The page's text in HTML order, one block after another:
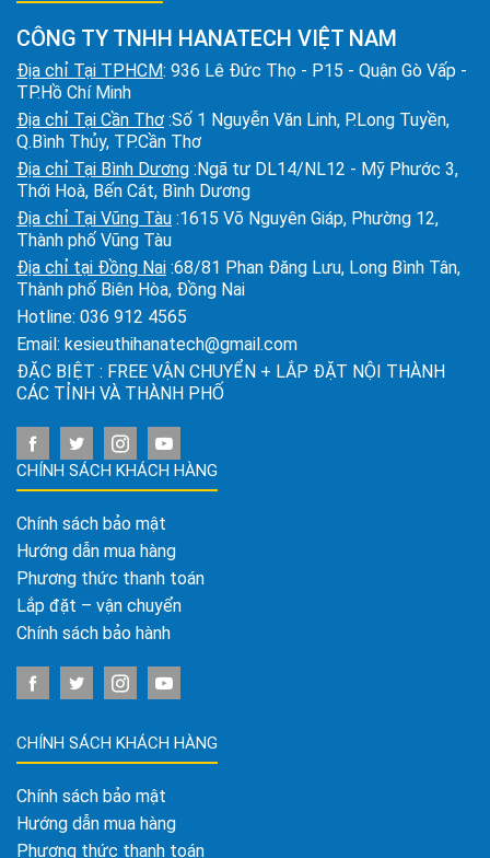
CÔNG TY TNHH HANATECH VIỆT NAM
Địa chỉ Tại TPHCM: 936 Lê Đức Thọ - P15 - Quận Gò Vấp -
TP.Hồ Chí Minh
Địa chỉ Tại Cần Thơ :Số 1 Nguyễn Văn Linh, P.Long Tuyền,
Q.Bình Thủy, TP.Cần Thơ
Địa chỉ Tại Bình Dương :Ngã tư DL14/NL12 - Mỹ Phước 3,
Thới Hoà, Bến Cát, Bình Dương
Địa chỉ Tại Vũng Tàu :1615 Võ Nguyên Giáp, Phường 12,
Thành phố Vũng Tàu
Địa chỉ tại Đồng Nai :68/81 Phan Đăng Lưu, Long Bình Tân,
Thành phố Biên Hòa, Đồng Nai
Hotline: 036 912 4565
Email: kesieuthihanatech@gmail.com
ĐẶC BIỆT : FREE VẬN CHUYỂN + LẮP ĐẶT NỘI THÀNH
CÁC TỈNH VÀ THÀNH PHỐ
CHÍNH SÁCH KHÁCH HÀNG
Chính sách bảo mật
Hướng dẫn mua hàng
Phương thức thanh toán
Lắp đặt – vận chuyển
Chính sách bảo hành
CHÍNH SÁCH KHÁCH HÀNG
Chính sách bảo mật
Hướng dẫn mua hàng
Phương thức thanh toán